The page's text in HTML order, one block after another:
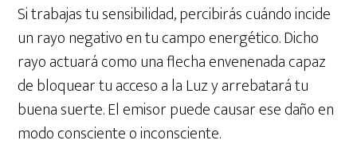
Si trabajas tu sensibilidad, percibirás cuándo incide
un rayo negativo en tu campo energético. Dicho
rayo actuará como una flecha envenenada capaz
de bloquear tu acceso a la Luz y arrebatará tu
buena suerte. El emisor puede causar ese daño en
modo consciente o inconsciente.